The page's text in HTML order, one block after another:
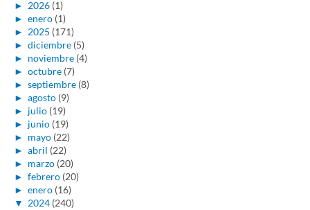
► 2026 (1)
► enero (1)
► 2025 (171)
► diciembre (5)
► noviembre (4)
► octubre (7)
► septiembre (8)
► agosto (9)
► julio (19)
► junio (19)
► mayo (22)
► abril (22)
► marzo (20)
► febrero (20)
► enero (16)
▼ 2024 (240)